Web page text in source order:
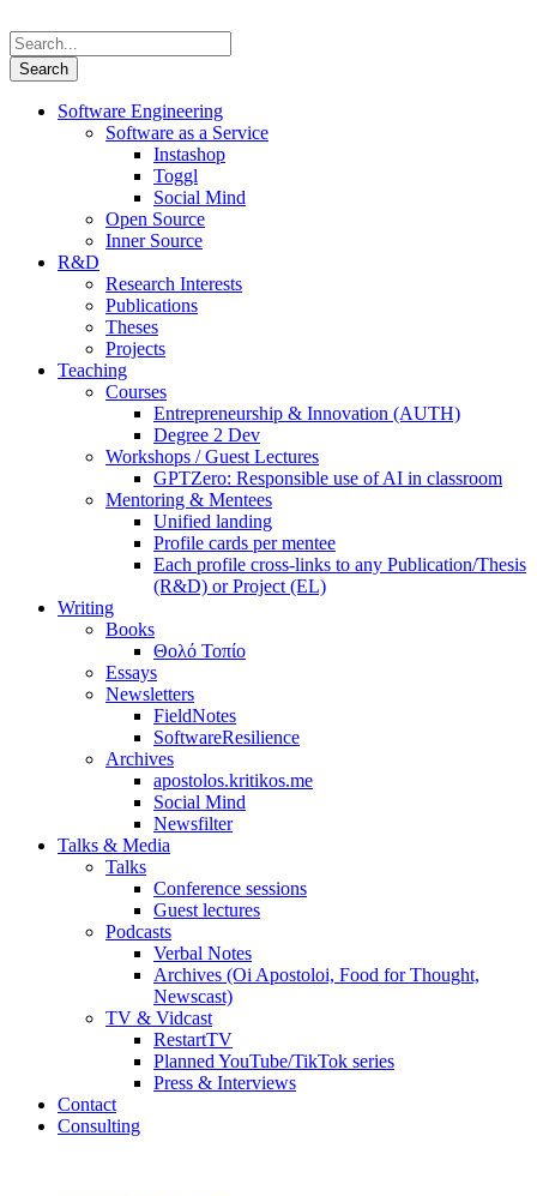
Software Engineering
Software as a Service
Instashop
Toggl
Social Mind
Open Source
Inner Source
R&D
Research Interests
Publications
Theses
Projects
Teaching
Courses
Entrepreneurship & Innovation (AUTH)
Degree 2 Dev
Workshops / Guest Lectures
GPTZero: Responsible use of AI in classroom
Mentoring & Mentees
Unified landing
Profile cards per mentee
Each profile cross-links to any Publication/Thesis
(R&D) or Project (EL)
Writing
Books
Θολό Τοπίο
Essays
Newsletters
FieldNotes
SoftwareResilience
Archives
apostolos.kritikos.me
Social Mind
Newsfilter
Talks & Media
Talks
Conference sessions
Guest lectures
Podcasts
Verbal Notes
Archives (Oi Apostoloi, Food for Thought,
Newscast)
TV & Vidcast
RestartTV
Planned YouTube/TikTok series
Press & Interviews
Contact
Consulting